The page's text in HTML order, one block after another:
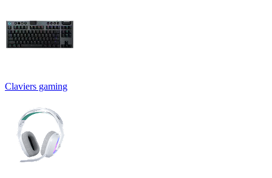
Claviers gaming